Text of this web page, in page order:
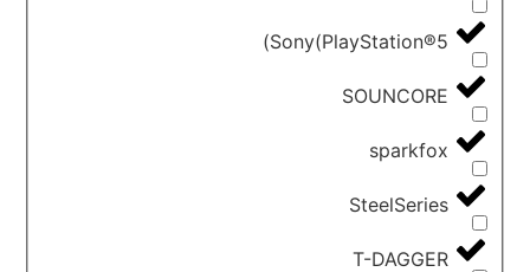
Sony(PlayStation®5)
SOUNCORE
sparkfox
SteelSeries
T-DAGGER